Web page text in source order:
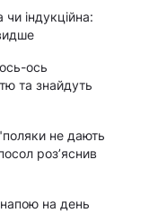
індукційна:
ось
та знайдуть
не дають
роз’яснив
на день